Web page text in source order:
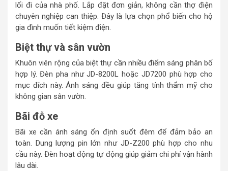
lối đi của nhà phố. Lắp đặt đơn giản, không cần thợ điện
chuyên nghiệp can thiệp. Đây là lựa chọn phổ biến cho hộ
gia đình muốn tiết kiệm điện.
Biệt thự và sân vườn
Khuôn viên rộng của biệt thự cần nhiều điểm sáng phân bố
hợp lý. Đèn pha như JD-8200L hoặc JD7200 phù hợp cho
mục đích này. Ánh sáng đều giúp tăng tính thẩm mỹ cho
không gian sân vườn.
Bãi đỗ xe
Bãi xe cần ánh sáng ổn định suốt đêm để đảm bảo an
toàn. Dung lượng pin lớn như JD-Z200 phù hợp cho nhu
cầu này. Đèn hoạt động tự động giúp giảm chi phí vận hành
lâu dài.